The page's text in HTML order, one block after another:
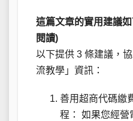
這篇文章的實用建議
閱讀)
以下提供 3 條建議，
流教學」資訊：
善用超商代碼繳
程： 如果您經營